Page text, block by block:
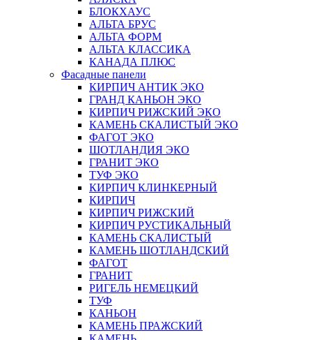
БЛОКХАУС
АЛЬТА БРУС
АЛЬТА ФОРМ
АЛЬТА КЛАССИКА
КАНАДА ПЛЮС
Фасадные панели
КИРПИЧ АНТИК ЭКО
ГРАНД КАНЬОН ЭКО
КИРПИЧ РИЖСКИЙ ЭКО
КАМЕНЬ СКАЛИСТЫЙ ЭКО
ФАГОТ ЭКО
ШОТЛАНДИЯ ЭКО
ГРАНИТ ЭКО
ТУФ ЭКО
КИРПИЧ КЛИНКЕРНЫЙ
КИРПИЧ
КИРПИЧ РИЖСКИЙ
КИРПИЧ РУСТИКАЛЬНЫЙ
КАМЕНЬ СКАЛИСТЫЙ
КАМЕНЬ ШОТЛАНДСКИЙ
ФАГОТ
ГРАНИТ
РИГЕЛЬ НЕМЕЦКИЙ
ТУФ
КАНЬОН
КАМЕНЬ ПРАЖСКИЙ